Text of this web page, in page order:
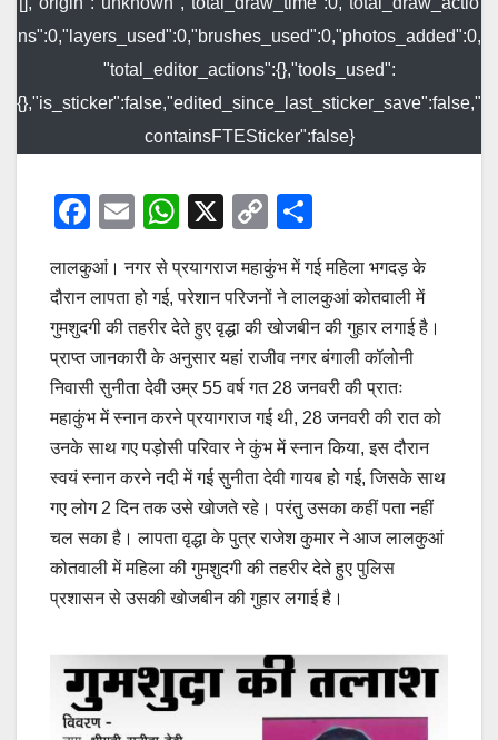
ns":0,"layers_used":0,"brushes_used":0,"photos_added":0,
"total_editor_actions":{},"tools_used":
{},"is_sticker":false,"edited_since_last_sticker_save":false,"
containsFTESticker":false}
F
c
e
b
o
o
k
E
m
ail
W
at
s
A
p
p
X
C
p
y
Li
n
k
h
ar
e
लालकुआं। नगर से प्रयागराज महाकुंभ में गई महिला भगदड़ के
दौरान लापता हो गई, परेशान परिजनों ने लालकुआं कोतवाली में
गुमशुदगी की तहरीर देते हुए वृद्धा की खोजबीन की गुहार लगाई है।
प्राप्त जानकारी के अनुसार यहां राजीव नगर बंगाली कॉलोनी
निवासी सुनीता देवी उम्र 55 वर्ष गत 28 जनवरी की प्रातः
महाकुंभ में स्नान करने प्रयागराज गई थी, 28 जनवरी की रात को
उनके साथ गए पड़ोसी परिवार ने कुंभ में स्नान किया, इस दौरान
स्वयं स्नान करने नदी में गई सुनीता देवी गायब हो गई, जिसके साथ
गए लोग 2 दिन तक उसे खोजते रहे। परंतु उसका कहीं पता नहीं
चल सका है। लापता वृद्धा के पुत्र राजेश कुमार ने आज लालकुआं
कोतवाली में महिला की गुमशुदगी की तहरीर देते हुए पुलिस
प्रशासन से उसकी खोजबीन की गुहार लगाई है।